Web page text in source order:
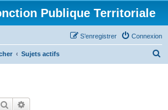
Publique Territoriale
Connexion
S’enregistrer
Sujets actifs
Rechercher